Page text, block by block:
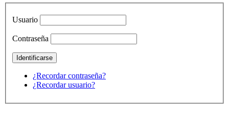
Usuario
Contraseña
¿Recordar contraseña?
¿Recordar usuario?